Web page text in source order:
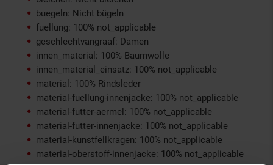
buegeln: Nicht bügeln
fuellung: 100% not_applicable
geschlechtvangraaf: Damen
innen_material: 100% Baumwolle
innen_material_einsatz: 100% not_applicable
material: 100% Rindsleder
material-fuellung-innenjacke: 100% not_applicable
material-futter-aermel: 100% not_applicable
material-futter-innenjacke: 100% not_applicable
material-kunstfellkragen: 100% not_applicable
material-oberstoff-innenjacke: 100% not_applicable